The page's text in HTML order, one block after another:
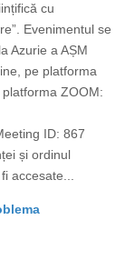
cu
Evenimentul se
Azurie a AȘM
pe platforma
ZOOM:
ID: 867
și ordinul
accesate...